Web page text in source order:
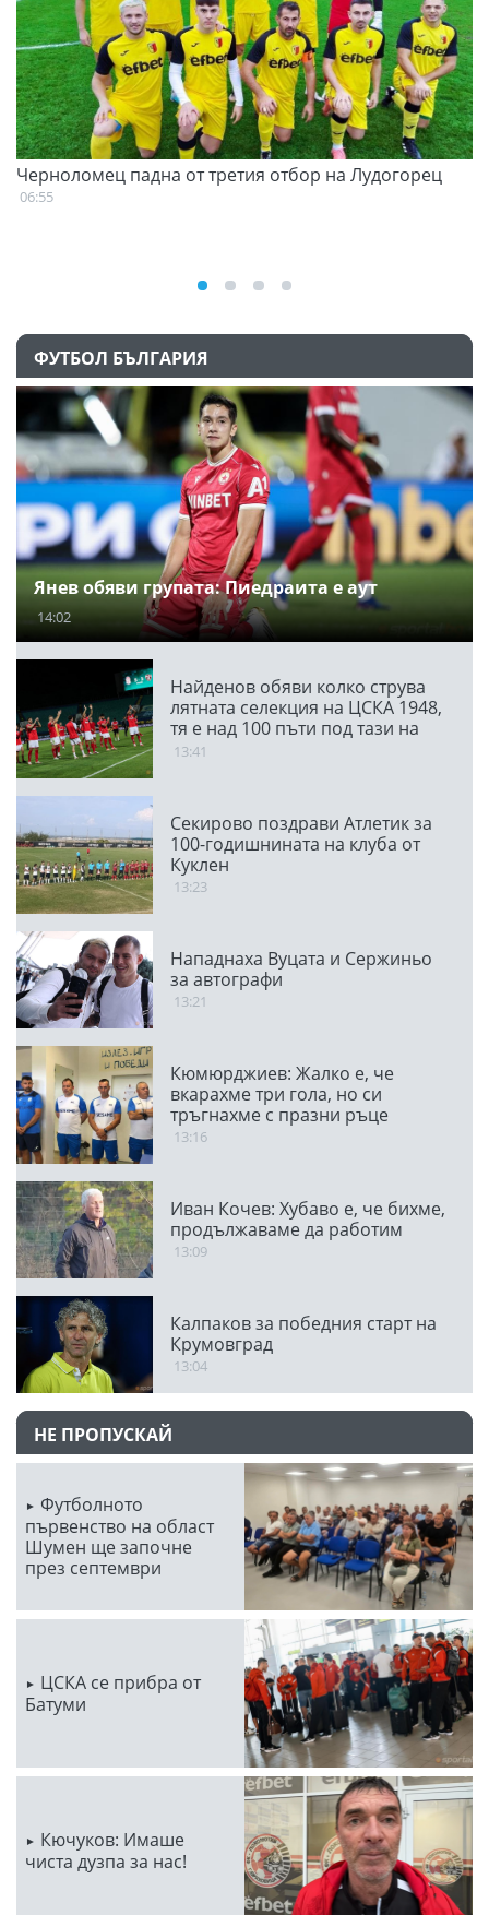
Черноломец падна от третия отбор на Лудогорец
06:55
ФУТБОЛ БЪЛГАРИЯ
Янев обяви групата: Пиедраита е аут
14:02
Найденов обяви колко струва
лятната селекция на ЦСКА 1948,
тя е над 100 пъти под тази на
ПАО
13:41
Секирово поздрави Атлетик за
100-годишнината на клуба от
Куклен
13:23
Нападнаха Вуцата и Сержиньо
за автографи
13:21
Кюмюрджиев: Жалко е, че
вкарахме три гола, но си
тръгнахме с празни ръце
13:16
Иван Кочев: Хубаво е, че бихме,
продължаваме да работим
13:09
Калпаков за победния старт на
Крумовград
13:04
НЕ ПРОПУСКАЙ
Футболното
първенство на област
Шумен ще започне
през септември
ЦСКА се прибра от
Батуми
Кючуков: Имаше
чиста дузпа за нас!